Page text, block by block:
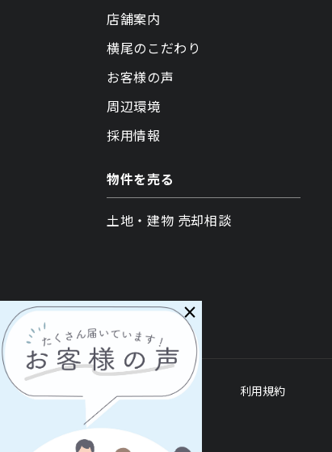
×
店舗案内
横尾のこだわり
お客様の声
周辺環境
採用情報
物件を売る
土地・建物 売却相談
各種ポリシー 利用規約